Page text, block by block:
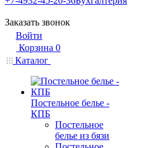
Заказать звонок
Войти
Корзина 0
Каталог
Постельное белье -
КПБ
Постельное
белье из бязи